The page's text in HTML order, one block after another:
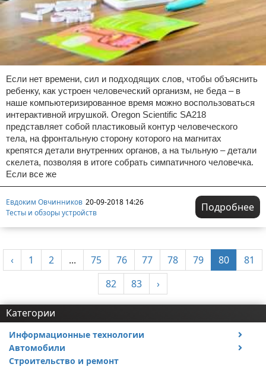
Если нет времени, сил и подходящих слов, чтобы объяснить
ребенку, как устроен человеческий организм, не беда – в
наше компьютеризированное время можно воспользоваться
интерактивной игрушкой. Oregon Scientific SA218
представляет собой пластиковый контур человеческого
тела, на фронтальную сторону которого на магнитах
крепятся детали внутренних органов, а на тыльную – детали
скелета, позволяя в итоге собрать симпатичного человечка.
Если все же
Евдоким Овчинников 20-09-2018 14:26
Тесты и обзоры устройств
Подробнее
‹ 1 2 ... 75 76 77 78 79 80
81
82
83 ›
Категории
Информационные технологии
Тесты и обзоры устройств
Автомобили
Ремонт авто
Строительство и ремонт